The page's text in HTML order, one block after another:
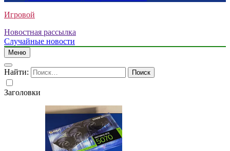
Игровой
Новостная рассылка
Случайные новости
Меню
Найти:
Заголовки